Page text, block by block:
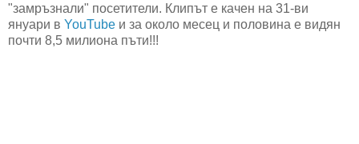
"замръзнали" посетители. Клипът е качен на 31-ви
януари в YouTube и за около месец и половина е видян
почти 8,5 милиона пъти!!!